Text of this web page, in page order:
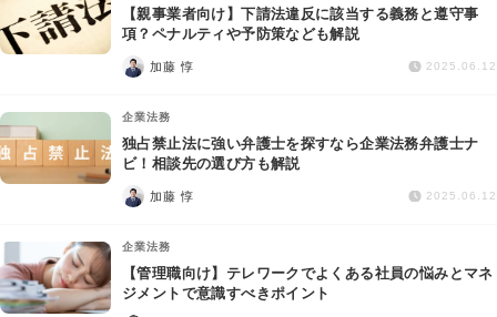
【親事業者向け】下請法違反に該当する義務と遵守事
項？ペナルティや予防策なども解説
加藤 惇 2025.06.12
企業法務
独占禁止法に強い弁護士を探すなら企業法務弁護士ナ
ビ！相談先の選び方も解説
加藤 惇 2025.06.12
企業法務
【管理職向け】テレワークでよくある社員の悩みとマネ
ジメントで意識すべきポイント